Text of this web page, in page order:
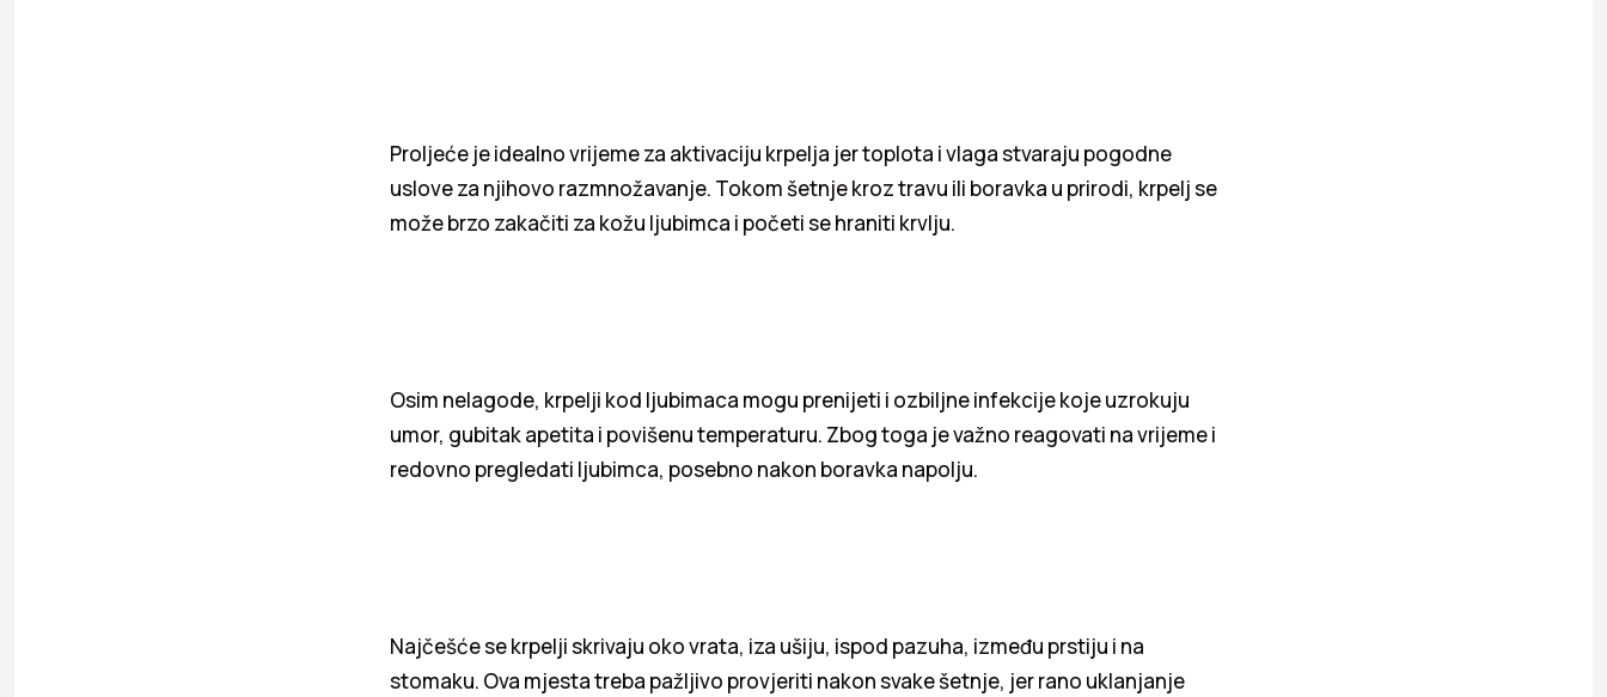
Proljeće je idealno vrijeme za aktivaciju krpelja jer toplota i vlaga stvaraju pogodne
uslove za njihovo razmnožavanje. Tokom šetnje kroz travu ili boravka u prirodi, krpelj se
može brzo zakačiti za kožu ljubimca i početi se hraniti krvlju.
Osim nelagode, krpelji kod ljubimaca mogu prenijeti i ozbiljne infekcije koje uzrokuju
umor, gubitak apetita i povišenu temperaturu. Zbog toga je važno reagovati na vrijeme i
redovno pregledati ljubimca, posebno nakon boravka napolju.
Najčešće se krpelji skrivaju oko vrata, iza ušiju, ispod pazuha, između prstiju i na
stomaku. Ova mjesta treba pažljivo provjeriti nakon svake šetnje, jer rano uklanjanje